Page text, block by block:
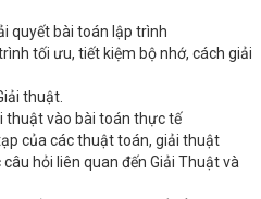
quyết bài toán lập trình
tối ưu, tiết kiệm bộ nhớ, cách giải
thuật.
thuật vào bài toán thực tế
của các thuật toán, giải thuật
hỏi liên quan đến Giải Thuật và